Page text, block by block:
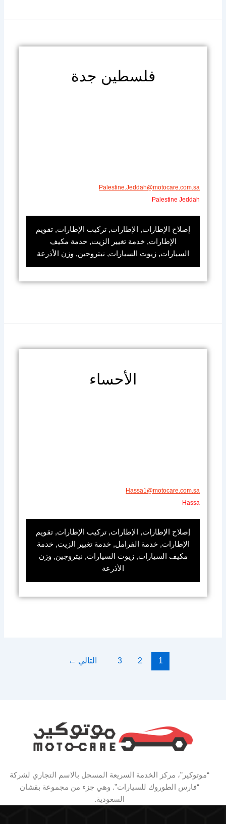
فلسطين جدة
Palestine.Jeddah@motocare.com.sa
Palestine Jeddah
إصلاح الإطارات, الإطارات, تركيب الإطارات, تقويم
الإطارات, خدمة تغيير الزيت, خدمة مكيف
السيارات, زيوت السيارات, نيتروجين, وزن الأذرعة
الأحساء
​Hassa1@motocare.com.sa​
​Hassa
إصلاح الإطارات, الإطارات, تركيب الإطارات, تقويم
الإطارات, خدمة الفرامل, خدمة تغيير الزيت, خدمة
مكيف السيارات, زيوت السيارات, نيتروجين, وزن
الأذرعة
1
2
3 التالي ←
“موتوكير”، مركز الخدمة السريعة المسجل بالاسم التجاري لشركة
“فارس الطوروك للسيارات”. وهي جزء من مجموعة بقشان
السعودية.